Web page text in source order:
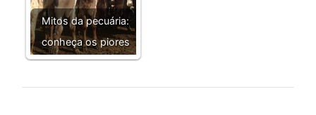
Mitos da pecuária:
conheça os piores